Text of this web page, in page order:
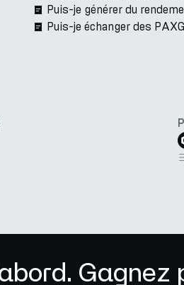
Puis-je générer du
Puis-je échanger des
Gagnez